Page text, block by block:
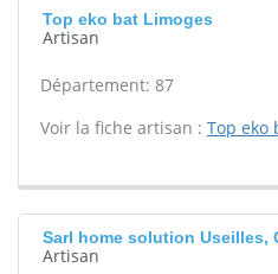
Top eko bat Limoges
Artisan
Département: 87
Voir la fiche artisan : Top eko
Sarl home solution Useilles,
Artisan